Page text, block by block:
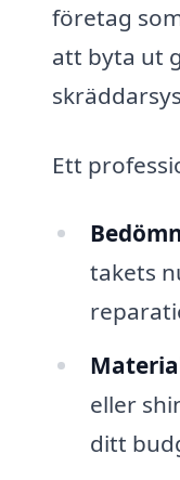
företag
att byta ut
Ett
takets
eller
ditt